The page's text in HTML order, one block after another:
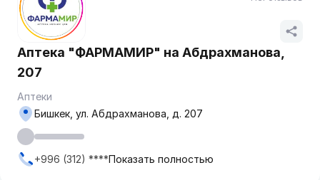
Аптека "ФАРМАМИР" на ​Абдрахманова,
207
Аптеки
Бишкек, ул. Абдрахманова, д. 207
+996 (312) ****Показать полностью